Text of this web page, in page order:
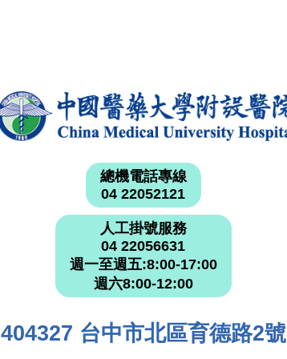
總機電話專線
04 22052121
人工掛號服務
04 22056631
週一至週五:8:00-17:00
週六8:00-12:00
404327 台中市北區育德路2號